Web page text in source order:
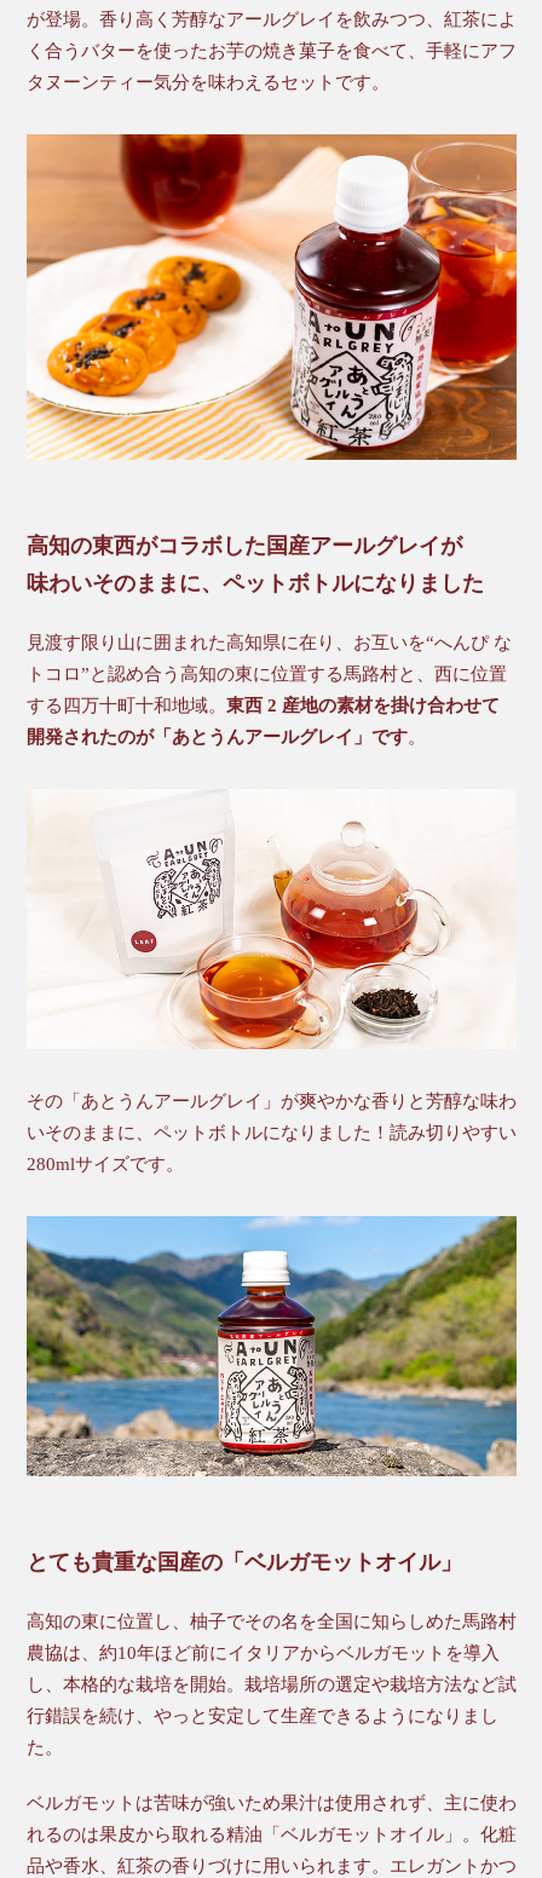
が登場。香り高く芳醇なアールグレイを飲みつつ、紅茶によ
く合うバターを使ったお芋の焼き菓子を食べて、手軽にアフ
タヌーンティー気分を味わえるセットです。
高知の東西がコラボした国産アールグレイが
味わいそのままに、ペットボトルになりました
見渡す限り山に囲まれた高知県に在り、お互いを“へんぴ な
トコロ”と認め合う高知の東に位置する馬路村と、西に位置
する四万十町十和地域。 東西 2 産地の素材を掛け合わせて
開発されたのが「あとうんアールグレイ」です。
その「あとうんアールグレイ」が爽やかな香りと芳醇な味わ
いそのままに、ペットボトルになりました！読み切りやすい
280mlサイズです。
とても貴重な国産の「ベルガモットオイル」
高知の東に位置し、柚子でその名を全国に知らしめた馬路村
農協は、約10年ほど前にイタリアからベルガモットを導入
し、本格的な栽培を開始。栽培場所の選定や栽培方法など試
行錯誤を続け、やっと安定して生産できるようになりまし
た。
ベルガモットは苦味が強いため果汁は使用されず、主に使わ
れるのは果皮から取れる精油「ベルガモットオイル」。化粧
品や香水、紅茶の香りづけに用いられます。エレガントかつ